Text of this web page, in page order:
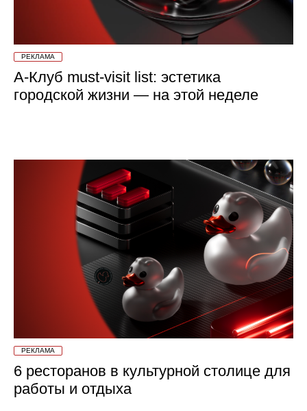
РЕКЛАМА
А-Клуб must-visit list: эстетика
городской жизни — на этой неделе
РЕКЛАМА
6 ресторанов в культурной столице для
работы и отдыха